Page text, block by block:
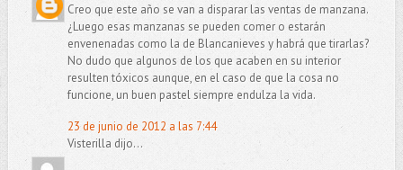
Creo que este año se van a disparar las ventas de manzana.
¿Luego esas manzanas se pueden comer o estarán
envenenadas como la de Blancanieves y habrá que tirarlas?
No dudo que algunos de los que acaben en su interior
resulten tóxicos aunque, en el caso de que la cosa no
funcione, un buen pastel siempre endulza la vida.
23 de junio de 2012 a las 7:44
Visterilla dijo...